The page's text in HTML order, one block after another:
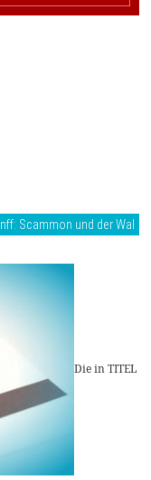
Scammon und der Wal
Die in TITEL